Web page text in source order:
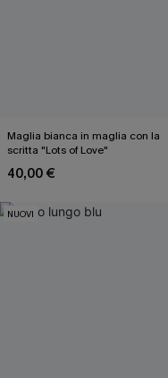
Maglia bianca in maglia con la
scritta "Lots of Love"
40,00 €
NUOVI